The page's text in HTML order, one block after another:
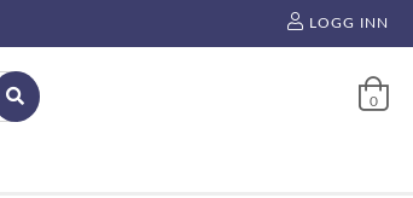
LOGG INN
0